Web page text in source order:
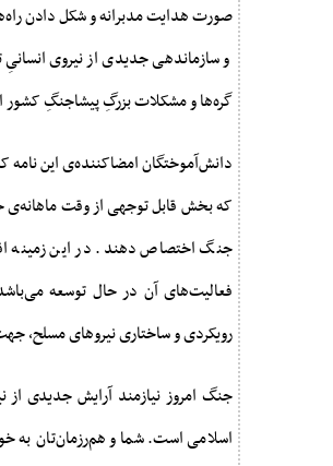
صورت هدایت مدبرانه و شکل دادن
و سازماندهی جدیدی از نیروی
گره‌ها و مشکلات بزرگِ پیشاجنگِ
دانش‌آموختگان امضاکننده‌ی این
که بخش قابل توجهی از وقت
جنگ اختصاص دهند. در این زمینه
فعالیت‌های آن در حال توسعه
رویکردی و ساختاری نیرو‌های مسلح،
جنگ امروز نیازمند آرایش جدیدی
اسلامی است. شما و هم‌رزمان‌تان به